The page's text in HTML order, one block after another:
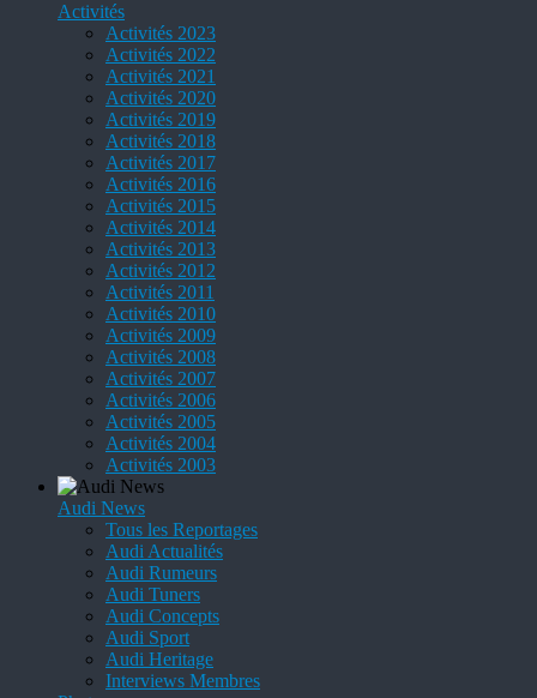
Activités
Activités 2023
Activités 2022
Activités 2021
Activités 2020
Activités 2019
Activités 2018
Activités 2017
Activités 2016
Activités 2015
Activités 2014
Activités 2013
Activités 2012
Activités 2011
Activités 2010
Activités 2009
Activités 2008
Activités 2007
Activités 2006
Activités 2005
Activités 2004
Activités 2003
Audi News
Tous les Reportages
Audi Actualités
Audi Rumeurs
Audi Tuners
Audi Concepts
Audi Sport
Audi Heritage
Interviews Membres